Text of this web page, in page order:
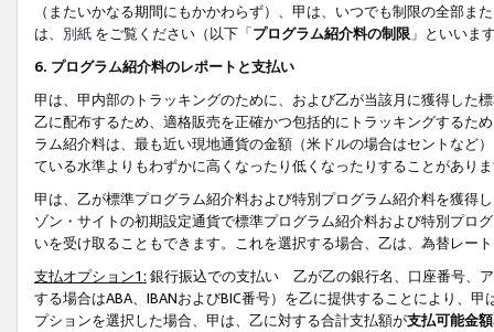
（またいかなる期間にもかかわらず）、甲は、いつでも制限の全部
は、 別紙 をご覧ください（以下「プログラム紹介料の制限 」といいま
6. プログラム紹介料のレポートと支払い
甲は、甲内部のトラッキングのために、および乙が当該月に獲得した
乙に配布するため、適格販売を正確かつ包括的にトラッキングするた
ラム紹介料は、最も近い現地通貨の金額（米ドルの場合はセントなど
ている水準よりもわずかに高くなったり低くなったりすることがあり
甲は、乙が標準プログラム紹介料および特別プログラム紹介料を獲得
ゾン・サイトの初期設定通貨で標準プログラム紹介料および特別プロ
いを受け取ることもできます。これを選択する場合、乙は、為替レー
支払オプション1: 銀行振込での支払い 乙が乙の銀行名、口座番号、
する場合はABA、IBANおよびBIC番号）を乙に提供することにより、
プションを選択した場合、甲は、乙に対する合計支払額が支払可能金